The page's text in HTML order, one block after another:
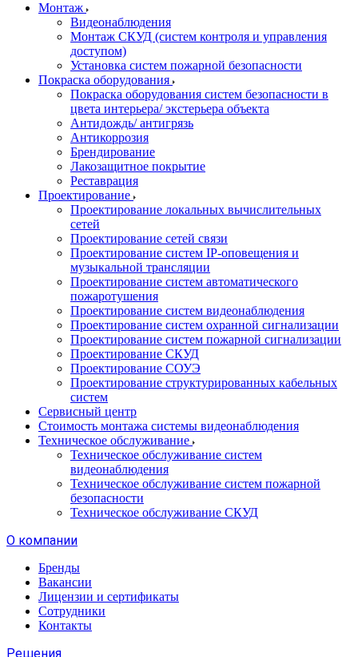
Монтаж
Видеонаблюдения
Монтаж СКУД (систем контроля и управления
доступом)
Установка систем пожарной безопасности
Покраска оборудования
Покраска оборудования систем безопасности в
цвета интерьера/ экстерьера объекта
Антидождь/ антигрязь
Антикоррозия
Брендирование
Лакозащитное покрытие
Реставрация
Проектирование
Проектирование локальных вычислительных
сетей
Проектирование сетей связи
Проектирование систем IP-оповещения и
музыкальной трансляции
Проектирование систем автоматического
пожаротушения
Проектирование систем видеонаблюдения
Проектирование систем охранной сигнализации
Проектирование систем пожарной сигнализации
Проектирование СКУД
Проектирование СОУЭ
Проектирование структурированных кабельных
систем
Сервисный центр
Стоимость монтажа системы видеонаблюдения
Техническое обслуживание
Техническое обслуживание систем
видеонаблюдения
Техническое обслуживание систем пожарной
безопасности
Техническое обслуживание СКУД
О компании
Бренды
Вакансии
Лицензии и сертификаты
Сотрудники
Контакты
Решения